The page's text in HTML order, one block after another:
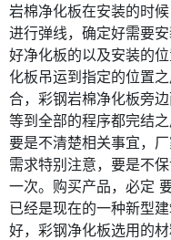
岩棉净化板在安装的时
进行弹线，确定好需要
好净化板的以及安装的
化板吊运到指定的位置
合，彩钢岩棉净化板旁
等到全部的程序都完结
要是不清楚相关事宜，
需求特别注意，要是不
一次。购买产品，必定
已经是现在的一种新型
好，彩钢净化板选用的